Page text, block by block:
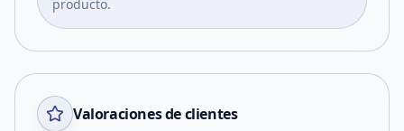
producto.
Valoraciones de clientes